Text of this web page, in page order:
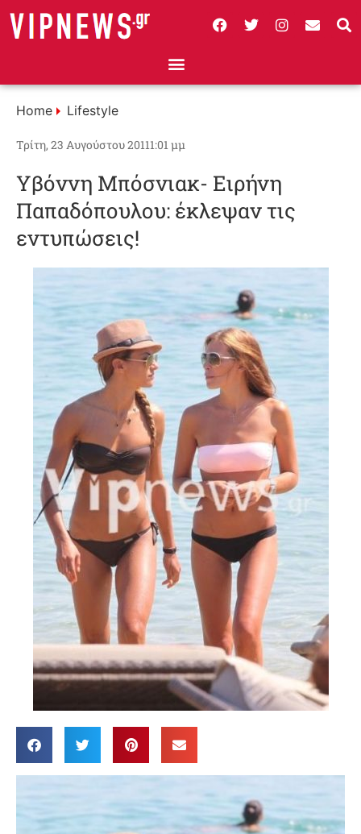
Home Lifestyle
Τρίτη, 23 Αυγούστου 20111:01 μμ
Υβόννη Μπόσνιακ- Ειρήνη
Παπαδόπουλου: έκλεψαν τις
εντυπώσεις!